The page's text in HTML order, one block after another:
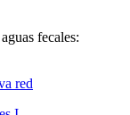
fecales: